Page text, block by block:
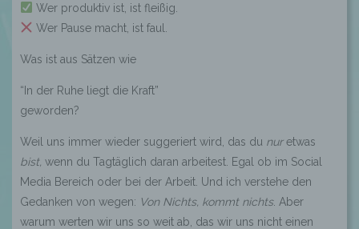
Wer produktiv ist, ist fleißig.
Wer Pause macht, ist faul.
Was ist aus Sätzen wie
“In der Ruhe liegt die Kraft”
geworden?
Weil uns immer wieder suggeriert wird, das du nuretwas
bist, wenn du Tagtäglich daran arbeitest. Egal ob im Social
Media Bereich oder bei der Arbeit. Und ich verstehe den
Gedanken von wegen: Von Nichts, kommt nichts. Aber
warum werten wir uns so weit ab, das wir uns nicht einen